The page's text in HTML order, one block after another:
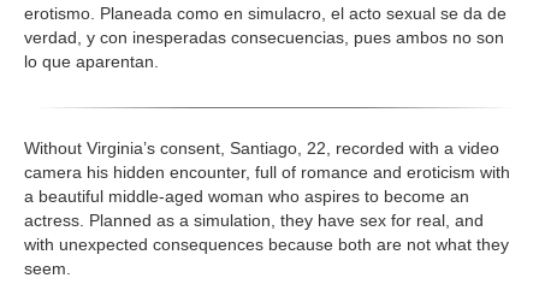
erotismo. Planeada como en simulacro, el acto sexual se da de
verdad, y con inesperadas consecuencias, pues ambos no son
lo que aparentan.
Without Virginia’s consent, Santiago, 22, recorded with a video
camera his hidden encounter, full of romance and eroticism with
a beautiful middle-aged woman who aspires to become an
actress. Planned as a simulation, they have sex for real, and
with unexpected consequences because both are not what they
seem.